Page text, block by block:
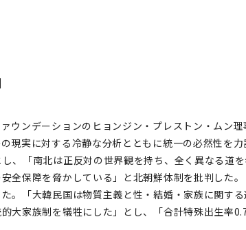
ウンデーションのヒョンジン・プレストン・ムン
現実に対する冷静な分析とともに統一の必然性を力
、「南北は正反対の世界観を持ち、全く異なる道
全保障を脅かしている」と北朝鮮体制を批判した。
。「大韓民国は物質主義と性・結婚・家族に関す
大家族制を犠牲にした」とし、「合計特殊出生率